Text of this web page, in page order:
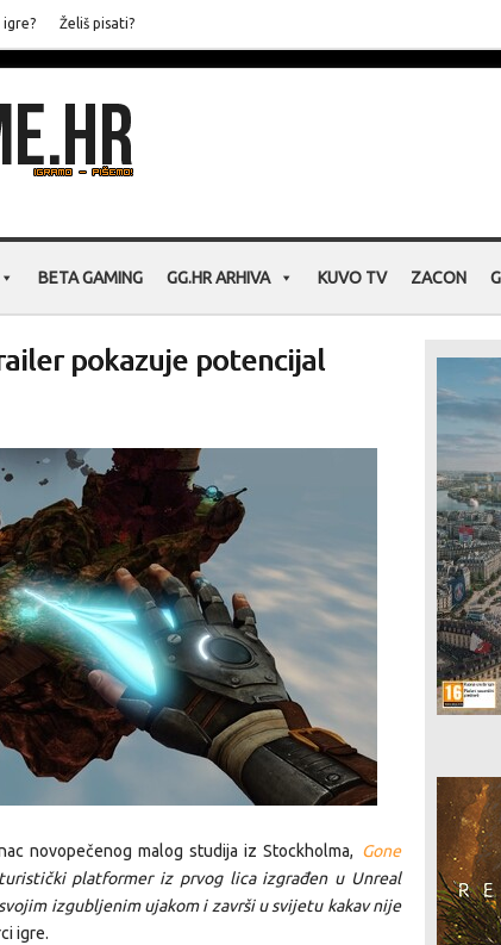
Želiš pisati?
BETA GAMING GG.HR ARHIVA KUVO TV ZACON
pokazuje potencijal
novopečenog malog studija iz Stockholma, Gone
platformer iz prvog lica izgrađen u Unreal
izgubljenim ujakom i završi u svijetu kakav nije
igre.